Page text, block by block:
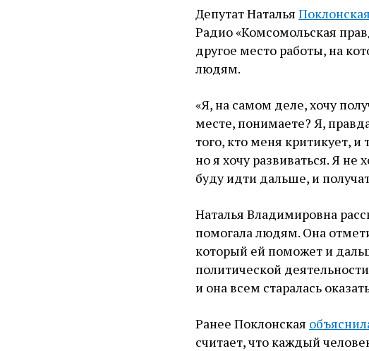
Депутат Наталья Поклонская
Радио «Комсомольская
другое место работы, на
людям.
«Я, на самом деле, хочу
месте, понимаете? Я,
того, кто меня критикует, и
но я хочу развиваться. Я не
буду идти дальше, и
Наталья Владимировна
помогала людям. Она
который ей поможет и
политической
и она всем старалась
Ранее Поклонская
считает, что каждый